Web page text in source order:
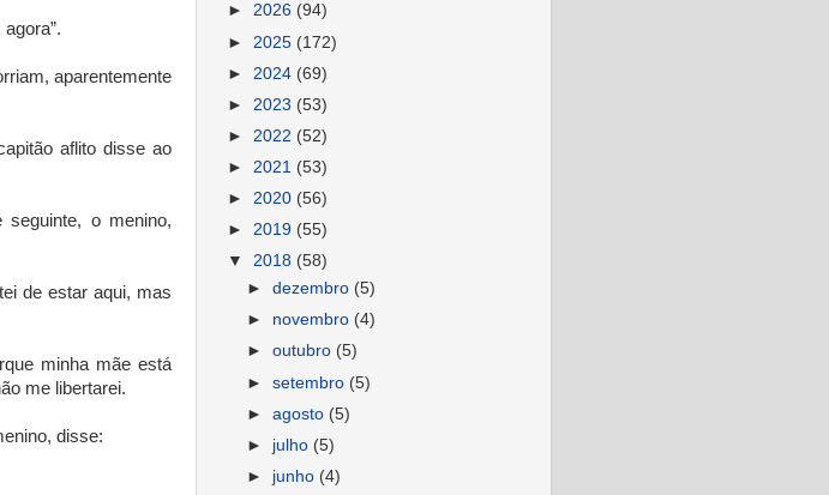
aparentemente
aflito disse ao
o menino,
de estar aqui, mas
minha mãe está
me libertarei.
disse:
► 2026 (94)
► 2025 (172)
► 2024 (69)
► 2023 (53)
► 2022 (52)
► 2021 (53)
► 2020 (56)
► 2019 (55)
▼ 2018 (58)
►dezembro (5)
► novembro (4)
►outubro (5)
►setembro (5)
►agosto (5)
► julho (5)
► junho (4)